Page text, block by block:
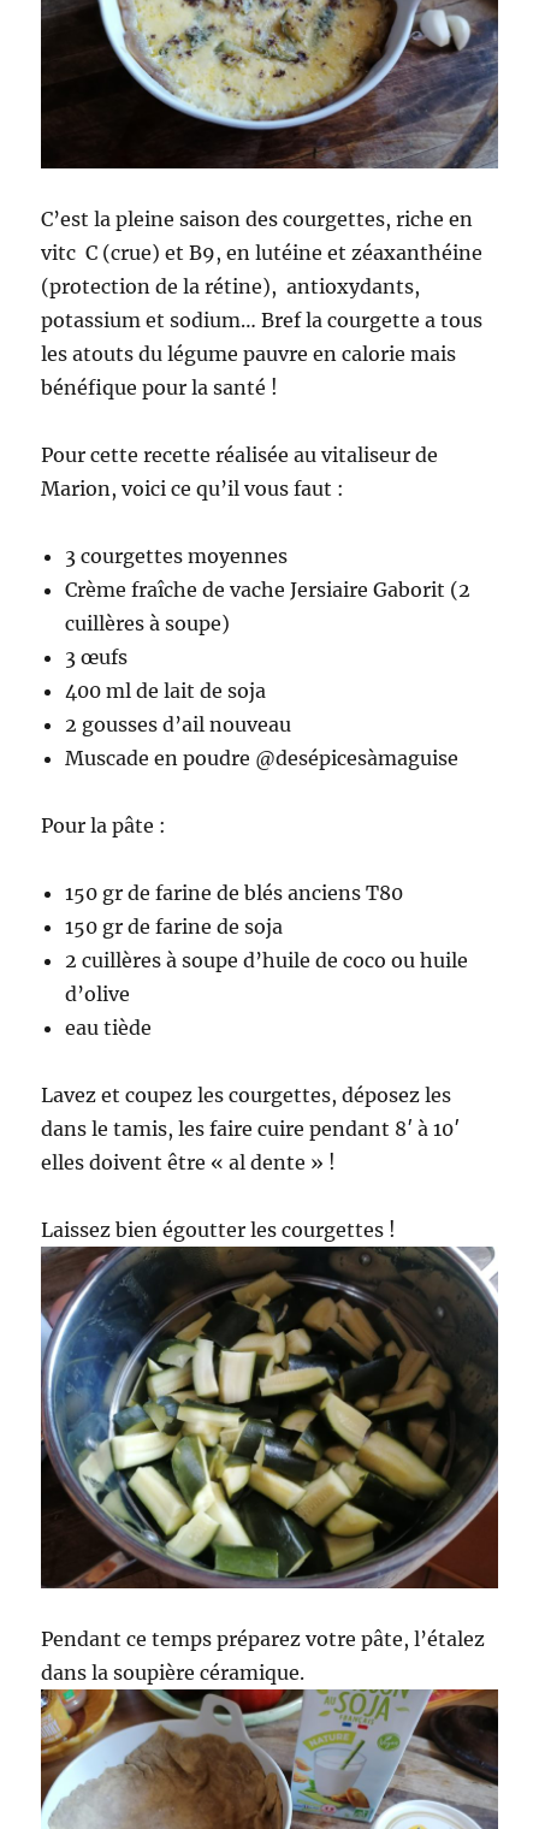
C’est la pleine saison des courgettes, riche en
vitc C (crue) et B9, en lutéine et zéaxanthéine
(protection de la rétine), antioxydants,
potassium et sodium… Bref la courgette a tous
les atouts du légume pauvre en calorie mais
bénéfique pour la santé !
Pour cette recette réalisée au vitaliseur de
Marion, voici ce qu’il vous faut :
3 courgettes moyennes
Crème fraîche de vache Jersiaire Gaborit (2
cuillères à soupe)
3 œufs
400 ml de lait de soja
2 gousses d’ail nouveau
Muscade en poudre @desépicesàmaguise
Pour la pâte :
150 gr de farine de blés anciens T80
150 gr de farine de soja
2 cuillères à soupe d’huile de coco ou huile
d’olive
eau tiède
Lavez et coupez les courgettes, déposez les
dans le tamis, les faire cuire pendant 8′ à 10′
elles doivent être « al dente » !
Laissez bien égoutter les courgettes !
Pendant ce temps préparez votre pâte, l’étalez
dans la soupière céramique.